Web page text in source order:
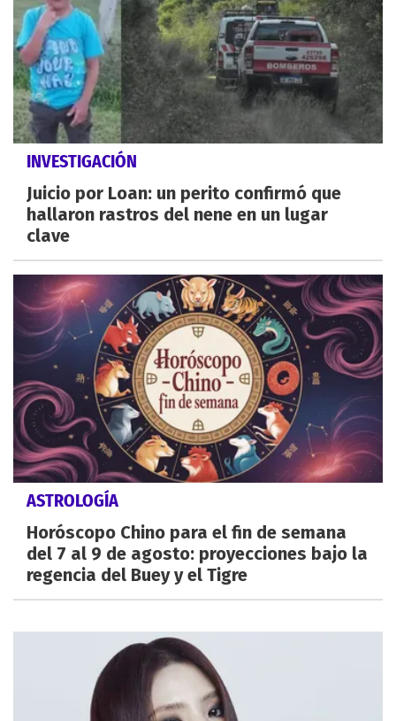
INVESTIGACIÓN
Juicio por Loan: un perito confirmó que
hallaron rastros del nene en un lugar
clave
ASTROLOGÍA
Horóscopo Chino para el fin de semana
del 7 al 9 de agosto: proyecciones bajo la
regencia del Buey y el Tigre